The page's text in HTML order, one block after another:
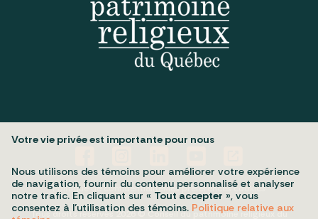
Politique de confidentialitéMes préférences cookies
Tous droits réservés 2026 © Conseil du patrimoine religieux du
Votre vie privée est importante pour nous
Nous utilisons des témoins pour améliorer votre expérience
de navigation, fournir du contenu personnalisé et analyser
notre trafic. En cliquant sur « Tout accepter », vous
consentez à l’utilisation des témoins. Politique relative aux